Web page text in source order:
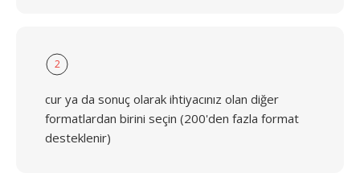
2
cur ya da sonuç olarak ihtiyacınız olan diğer
formatlardan birini seçin (200'den fazla format
desteklenir)